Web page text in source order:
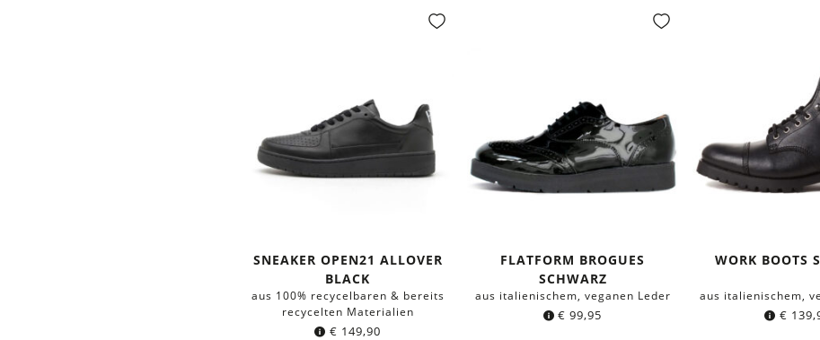
SNEAKER OPEN21 ALLOVER
BLACK
aus 100% recycelbaren & bereits
recycelten Materialien
€ 149,90
FLATFORM BROGUES
SCHWARZ
aus italienischem, veganen Leder
€ 99,95
WORK BOOTS
aus italienischem,
€